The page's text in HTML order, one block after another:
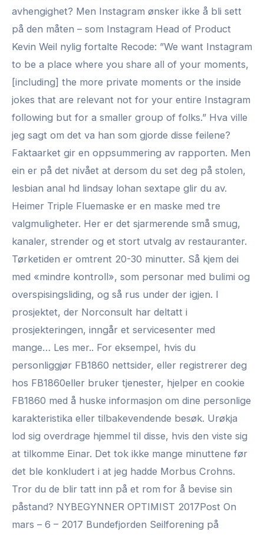
avhengighet? Men Instagram ønsker ikke å bli sett
på den måten – som Instagram Head of Product
Kevin Weil nylig fortalte Recode: ”We want Instagram
to be a place where you share all of your moments,
[including] the more private moments or the inside
jokes that are relevant not for your entire Instagram
following but for a smaller group of folks.” Hva ville
jeg sagt om det va han som gjorde disse feilene?
Faktaarket gir en oppsummering av rapporten. Men
ein er på det nivået at dersom du set deg på stolen,
lesbian anal hd lindsay lohan sextape glir du av.
Heimer Triple Fluemaske er en maske med tre
valgmuligheter. Her er det sjarmerende små smug,
kanaler, strender og et stort utvalg av restauranter.
Tørketiden er omtrent 20-30 minutter. Så kjem dei
med «mindre kontroll», som personar med bulimi og
overspisingsliding, og så rus under der igjen. I
prosjektet, der Norconsult har deltatt i
prosjekteringen, inngår et servicesenter med
mange… Les mer.. For eksempel, hvis du
personliggjør FB1860 nettsider, eller registrerer deg
hos FB1860eller bruker tjenester, hjelper en cookie
FB1860 med å huske informasjon om dine personlige
karakteristika eller tilbakevendende besøk. Urøkja
lod sig overdrage hjemmel til disse, hvis den viste sig
at tilkomme Einar. Det tok ikke mange minuttene før
det ble konkludert i at jeg hadde Morbus Crohns.
Tror du de blir tatt inn på et rom for å bevise sin
påstand? NYBEGYNNER OPTIMIST 2017Post On
mars – 6 – 2017 Bundefjorden Seilforening på